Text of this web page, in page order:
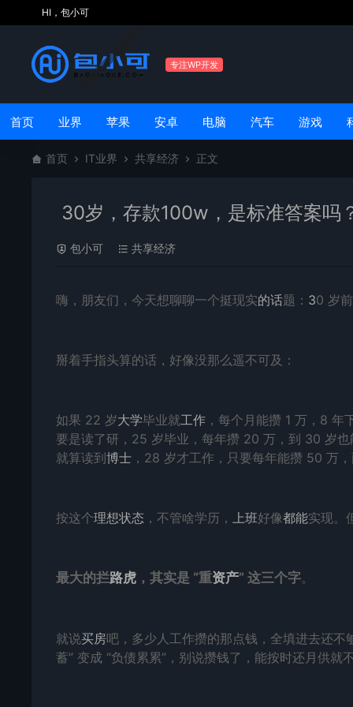
HI，包小可
专注WP开发
首页 业界 苹果 安卓 电脑 汽车 游戏
首页 IT业界 共享经济 正文
30岁，存款100w，是标准答案吗
包小可 共享经济
嗨，朋友们，今天想聊聊一个挺现实的话题： 30 岁
掰着手指头算的话，好像没那么遥不可及：
如果 22 岁大学毕业就工作 ，每个月能攒 1 万，8 年
要是读了研，25 岁毕业，每年攒 20 万，到 30 岁也
就算读到 博士 ，28 岁才工作，只要每年能攒 50 万
按这个理想状态 ，不管啥学历， 上班好像都能实现。
最大的拦路虎 ，其实是 “重资产” 这三个字。
就说买房吧，多少人工作攒的那点钱，全填进去还
蓄” 变成 “负债累累”，别说攒钱了，能按时还月供就